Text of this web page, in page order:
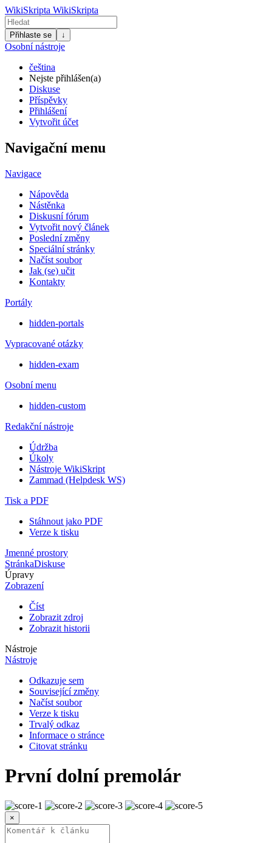
WikiSkripta WikiSkripta
Přihlaste se ↓
Osobní nástroje
čeština
Nejste přihlášen(a)
Diskuse
Příspěvky
Přihlášení
Vytvořit účet
Navigační menu
Navigace
Nápověda
Nástěnka
Diskusní fórum
Vytvořit nový článek
Poslední změny
Speciální stránky
Načíst soubor
Jak (se) učit
Kontakty
Portály
hidden-portals
Vypracované otázky
hidden-exam
Osobní menu
hidden-custom
Redakční nástroje
Údržba
Úkoly
Nástroje WikiSkript
Zammad (Helpdesk WS)
Tisk a PDF
Stáhnout jako PDF
Verze k tisku
Jmenné prostory
StránkaDiskuse
Úpravy
Zobrazení
Číst
Zobrazit zdroj
Zobrazit historii
Nástroje
Nástroje
Odkazuje sem
Související změny
Načíst soubor
Verze k tisku
Trvalý odkaz
Informace o stránce
Citovat stránku
První dolní premolár
×